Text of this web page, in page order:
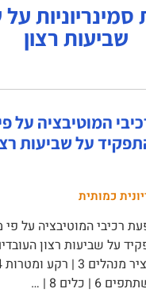
סמינריוניות על
שביעות רצון
המוטיבציה על
על שביעות
כמותית
רכיבי המוטיבציה על פי
על שביעות רצון